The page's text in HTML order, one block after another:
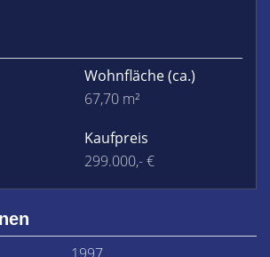
Wohnfläche(ca.)
67,70 m²
Kaufpreis
299.000,- €